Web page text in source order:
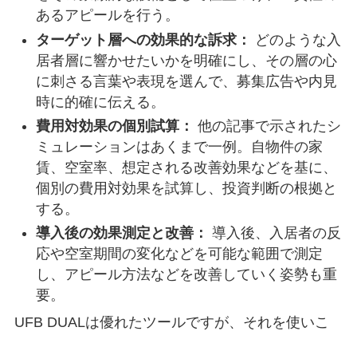
あるアピールを行う。
ターゲット層への効果的な訴求：
どのような入
居者層に響かせたいかを明確にし、その層の心
に刺さる言葉や表現を選んで、募集広告や内見
時に的確に伝える。
費用対効果の個別試算： 他の記事で示されたシ
ミュレーションはあくまで一例。自物件の家
賃、空室率、想定される改善効果などを基に、
個別の費用対効果を試算し、投資判断の根拠と
する。
導入後の効果測定と改善： 導入後、入居者の反
応や空室期間の変化などを可能な範囲で測定
し、アピール方法などを改善していく姿勢も重
要。
UFB DUALは優れたツールですが、それを使いこ